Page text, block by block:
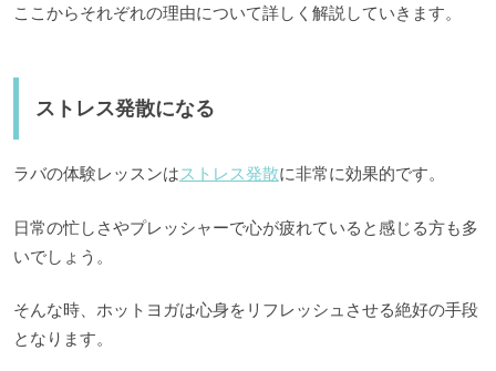
ここからそれぞれの理由について詳しく解説していきます。
ストレス発散になる
ラバの体験レッスンはストレス発散に非常に効果的です。
日常の忙しさやプレッシャーで心が疲れていると感じる方も多
いでしょう。
そんな時、ホットヨガは心身をリフレッシュさせる絶好の手段
となります。